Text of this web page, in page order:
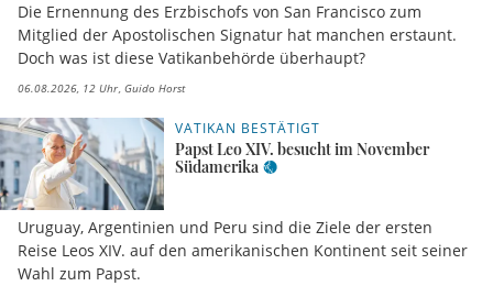
Die Ernennung des Erzbischofs von San Francisco zum
Mitglied der Apostolischen Signatur hat manchen erstaunt.
Doch was ist diese Vatikanbehörde überhaupt?
06.08.2026, 12 Uhr Guido Horst
VATIKAN BESTÄTIGT
Papst Leo XIV. besucht im November
Südamerika
Uruguay, Argentinien und Peru sind die Ziele der ersten
Reise Leos XIV. auf den amerikanischen Kontinent seit seiner
Wahl zum Papst.